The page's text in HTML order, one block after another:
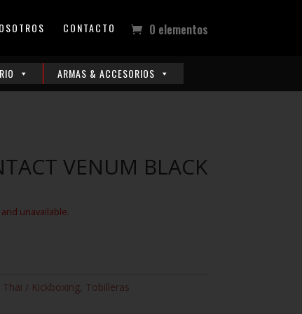
CONTACTO 0 elementos
ARMAS & ACCESORIOS
VENUM BLACK
unavailable.
Thai / Kickboxing, Tobilleras